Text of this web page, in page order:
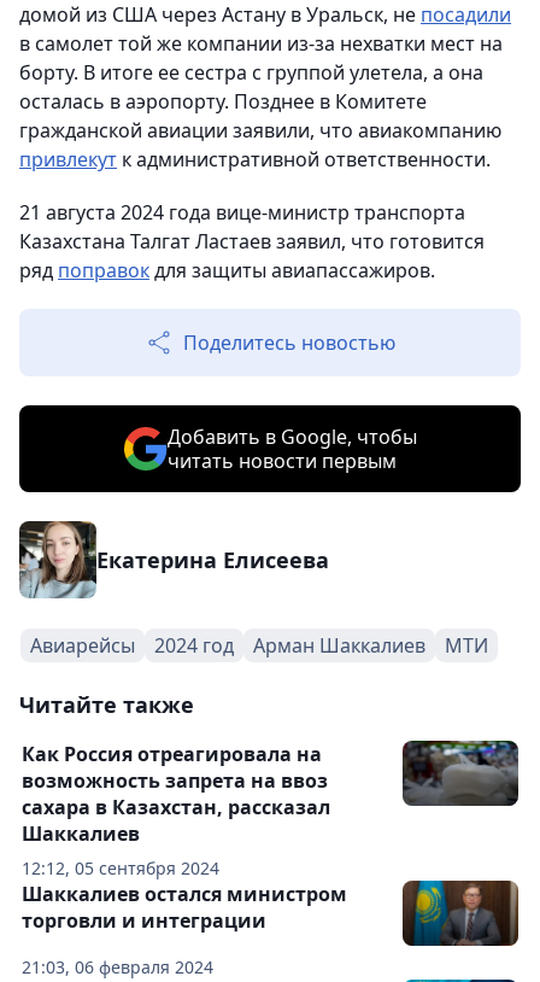
домой из США через Астану в Уральск, не посадили
в самолет той же компании из-за нехватки мест на
борту. В итоге ее сестра с группой улетела, а она
осталась в аэропорту. Позднее в Комитете
гражданской авиации заявили, что авиакомпанию
привлекут к административной ответственности.
21 августа 2024 года вице-министр транспорта
Казахстана Талгат Ластаев заявил, что готовится
ряд поправокдля защиты авиапассажиров.
Поделитесь новостью
Добавить в Google, чтобы
читать новости первым
Екатерина Елисеева
Авиарейсы 2024 год Арман Шаккалиев МТИ
Читайте также
12:12, 05 сентября 2024
Как Россия отреагировала на
возможность запрета на ввоз
сахара в Казахстан, рассказал
Шаккалиев
21:03, 06 февраля 2024
Шаккалиев остался министром
торговли и интеграции